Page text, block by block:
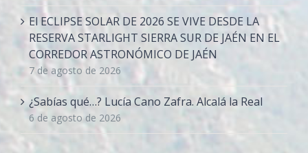
El ECLIPSE SOLAR DE 2026 SE VIVE DESDE LA
RESERVA STARLIGHT SIERRA SUR DE JAÉN EN EL
CORREDOR ASTRONÓMICO DE JAÉN
7 de agosto de 2026
¿Sabías qué…? Lucía Cano Zafra. Alcalá la Real
6 de agosto de 2026